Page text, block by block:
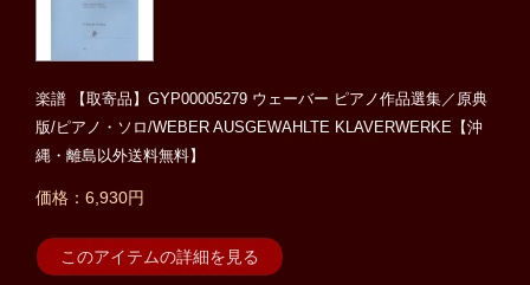
楽譜 【取寄品】GYP00005279 ウェーバー ピアノ作品選集／原典
版/ピアノ・ソロ/WEBER AUSGEWAHLTE KLAVERWERKE【沖
縄・離島以外送料無料】
価格：6,930円
このアイテムの詳細を見る